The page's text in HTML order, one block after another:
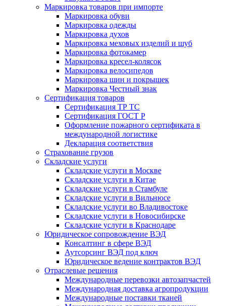
Маркировка товаров при импорте
Маркировка обуви
Маркировка одежды
Маркировка духов
Маркировка меховых изделий и шуб
Маркировка фотокамер
Маркировка кресел-колясок
Маркировка велосипедов
Маркировка шин и покрышек
Маркировка Честный знак
Сертификация товаров
Сертификация ТР ТС
Сертификация ГОСТ Р
Оформление пожарного сертификата в
международной логистике
Декларация соответствия
Страхование грузов
Складские услуги
Складские услуги в Москве
Складские услуги в Китае
Складские услуги в Стамбуле
Складские услуги в Вильнюсе
Складские услуги во Владивостоке
Складские услуги в Новосибирске
Складские услуги в Краснодаре
Юридическое сопровождение ВЭД
Консалтинг в сфере ВЭД
Аутсорсинг ВЭД под ключ
Юридическое ведение контрактов ВЭД
Отраслевые решения
Международные перевозки автозапчастей
Международная доставка агропродукции
Международные поставки тканей